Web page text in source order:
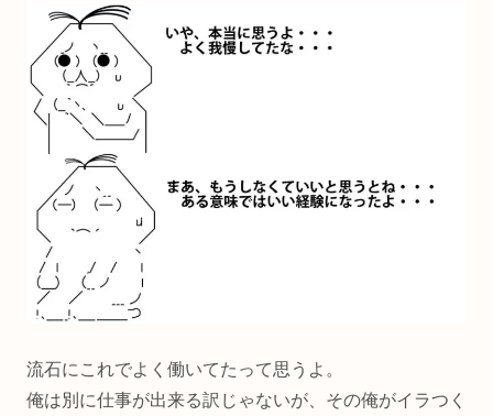
流石にこれでよく働いてたって思うよ。
俺は別に仕事が出来る訳じゃないが、その俺がイラつく